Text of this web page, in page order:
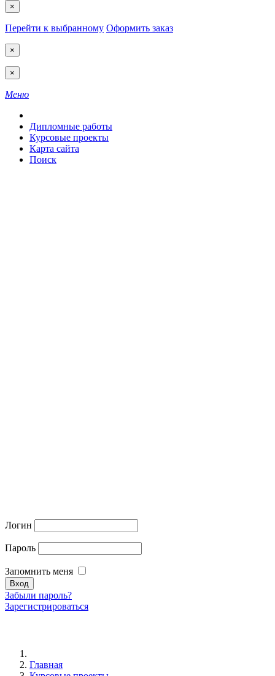
×
Перейти к выбранному Оформить заказ
×
×
Меню
Дипломные работы
Курсовые проекты
Карта сайта
Поиск
Логин
Пароль
Запомнить меня
Забыли пароль?
Зарегистрироваться
Главная